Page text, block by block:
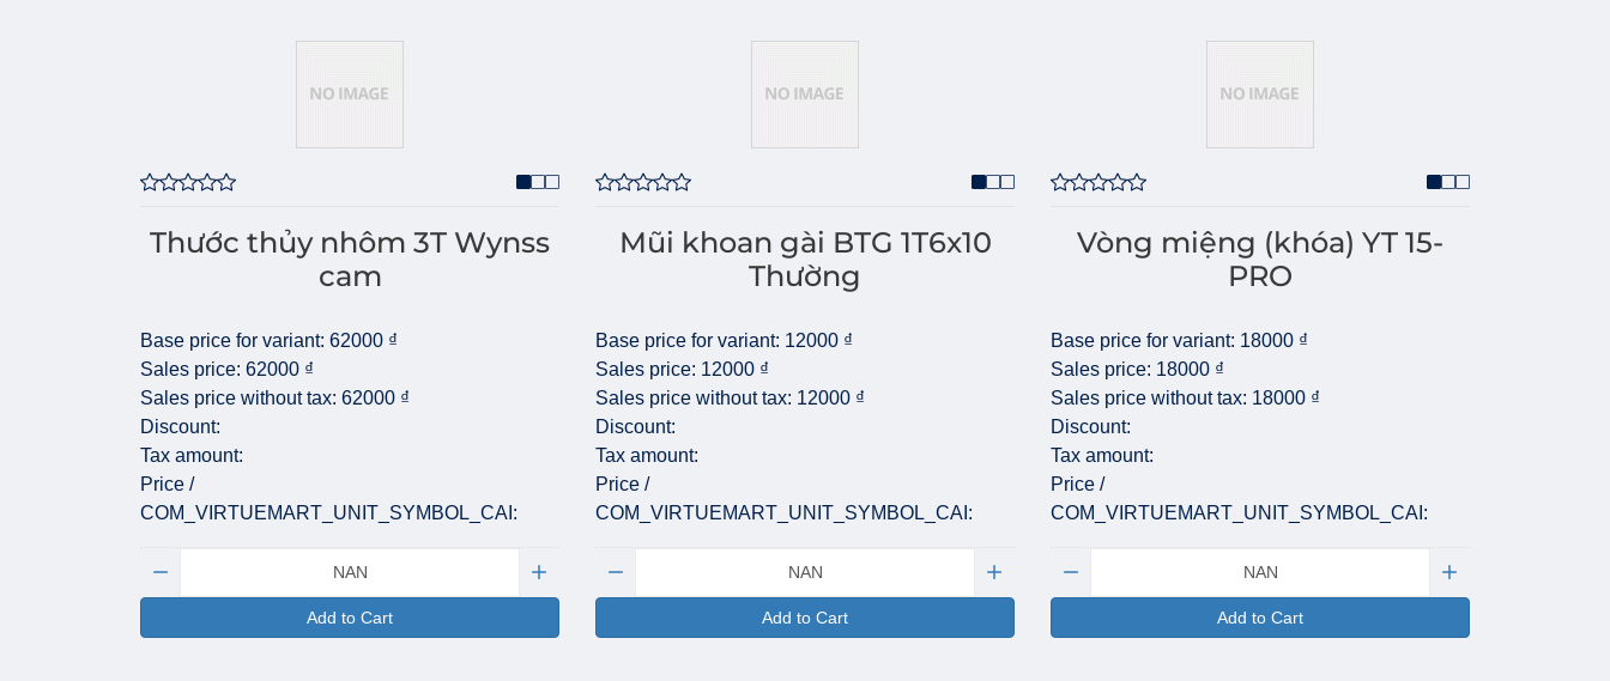
Thước thủy nhôm 3T Wynss
cam
Base price for variant: 62000 ₫
Sales price: 62000 ₫
Sales price without tax: 62000 ₫
Discount:
Tax amount:
Price /
COM_VIRTUEMART_UNIT_SYMBOL_CAI:
Add to Cart
Mũi khoan gài BTG 1T6x10
Thường
Base price for variant: 12000 ₫
Sales price: 12000 ₫
Sales price without tax: 12000 ₫
Discount:
Tax amount:
Price /
COM_VIRTUEMART_UNIT_SYMBOL_CAI:
Add to Cart
Vòng miệng (khóa) YT 15-
PRO
Base price for variant: 18000 ₫
Sales price: 18000 ₫
Sales price without tax: 18000 ₫
Discount:
Tax amount:
Price /
COM_VIRTUEMART_UNIT_SYMBOL_CAI:
Add to Cart